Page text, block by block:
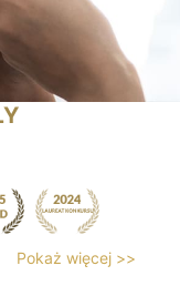
Pokaż więcej >>